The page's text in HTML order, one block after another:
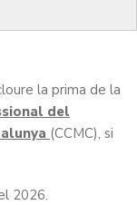
la prima de la
del
(CCMC), si
2026.